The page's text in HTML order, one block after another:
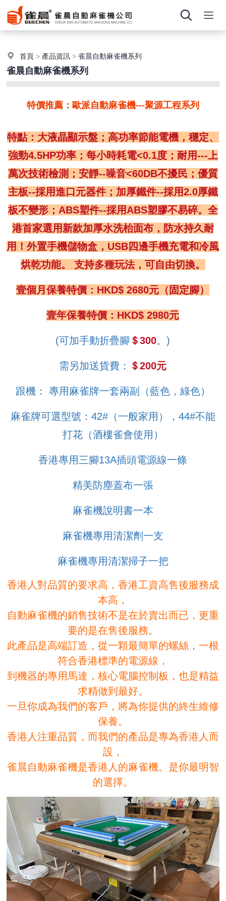
首頁 > 產品資訊 >雀晨自動麻雀機系列
雀晨自動麻雀機系列
特價推薦：歐派自動麻雀機---聚源工程系列
特點：大液晶顯示盤；高功率節能電機，穩定、
強勁4.5HP功率； 每小時耗電<0.1度；耐用---上
萬次技術檢測；安靜--噪音<60DB不擾民； 優質
主板--採用進口元器件；加厚鐵件--採用2.0厚鐵
板不變形； ABS塑件--採用ABS塑膠不易碎。全
港首家選用新款加厚水洗枱面布，防水持久耐
用！外置手機儲物盒，USB四邊手機充電和冷風
烘乾功能。 支持多種玩法，可自由切換。
壹個月保養特價：HKD$ 2680元（固定腳）
壹年保養特價：HKD$ 2980元
(可加手動折疊腳 ＄300。)
需另加送貨費： ＄200元
跟機： 專用麻雀牌一套兩副（藍色，綠色）
麻雀牌可選型號：42#（一般家用），44#不能
打花（酒樓雀會使用）
香港專用三腳13A插頭電源線一條
精美防塵蓋布一張
麻雀機說明書一本
麻雀機專用清潔劑一支
麻雀機專用清潔掃子一把
香港人對品質的要求高，香港工資高售後服務成
本高，
自動麻雀機的銷售技術不是在於賣出而已，更重
要的是在售後服務。
此產品是高端訂造，從一顆最簡單的螺絲，一根
符合香港標準的電源線，
到機器的專用馬達，核心電腦控制板，也是精益
求精做到最好。
一旦你成為我們的客戶，將為你提供的終生維修
保養。
香港人注重品質，而我們的產品是專為香港人而
設，
雀晨自動麻雀機是香港人的麻雀機。是你最明智
的選擇。